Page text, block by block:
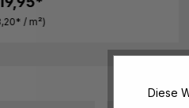
/ m²)
Diese